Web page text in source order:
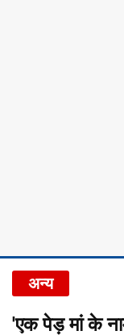
अन्य
'एक पेड़ मां के